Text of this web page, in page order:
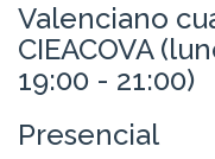
Valenciano
CIEACOVA
19:00 - 21:00)
Presencial